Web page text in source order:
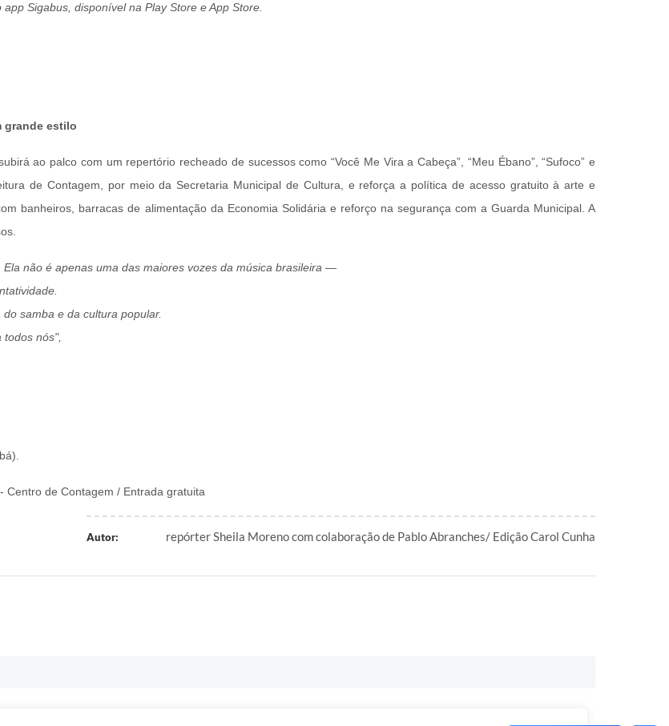
Sigabus, disponível na Play Store e App Store.
grande estilo
ao palco com um repertório recheado de sucessos como “Você Me Vira a Cabeça”, “Meu Ébano”, “Sufoco” e
de Contagem, por meio da Secretaria Municipal de Cultura, e reforça a política de acesso gratuito à arte e
banheiros, barracas de alimentação da Economia Solidária e reforço na segurança com a Guarda Municipal. A
não é apenas uma das maiores vozes da música brasileira —
samba e da cultura popular.
nós",
Centro de Contagem / Entrada gratuita
Autor: repórter Sheila Moreno com colaboração de Pablo Abranches/ Edição Carol Cunha